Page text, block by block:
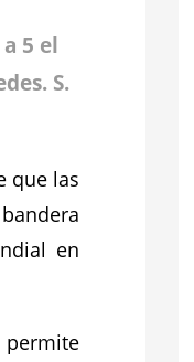
5 el
S.
que las
en
permite